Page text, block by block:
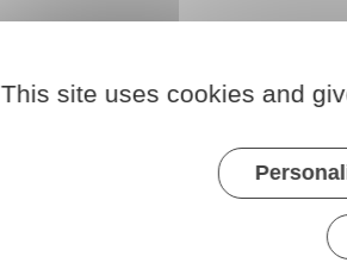
This site uses cookies and